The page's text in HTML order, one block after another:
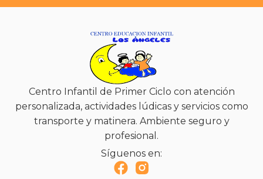
Centro Infantil de Primer Ciclo con atención
personalizada, actividades lúdicas y servicios como
transporte y matinera. Ambiente seguro y
profesional.
Síguenos en: